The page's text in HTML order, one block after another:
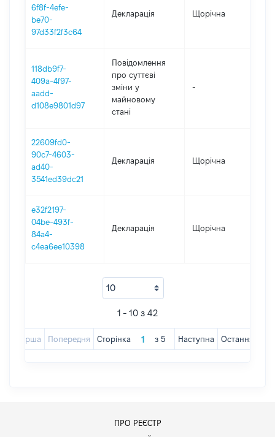
6f8f-4efe-
be70-
97d33f2f3c64
Декларація Щорічна
118db9f7-
409a-4f97-
aadd-
d108e9801d97
Повідомлення
про суттєві
зміни y
майновому
стані
-
22609fd0-
90c7-4603-
ad40-
3541ed39dc21
Декларація Щорічна
e32f2197-
04be-493f-
84a4-
c4ea6ee10398
Декларація Щорічна
1 - 10 з 42
Перша Попередня Сторінка з 5 Наступна Остання
ПРО РЕЄСТР